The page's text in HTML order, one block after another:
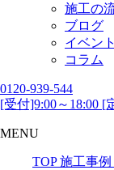
施工の
ブログ
イベン
コラム
0120-939-544
[受付]9:00～18:00 [
MENU
TOP 施工事例